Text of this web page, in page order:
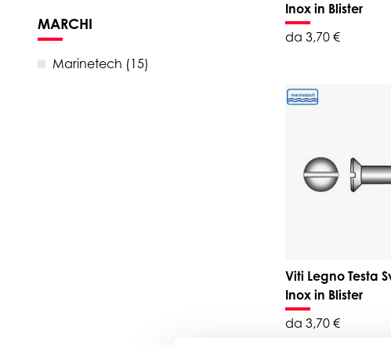
MARCHI
Marinetech (15)
Inox in Blister
da 3,70 €
Viti Legno Testa
Inox in Blister
da 3,70 €